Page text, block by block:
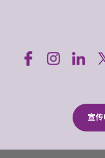
宣传